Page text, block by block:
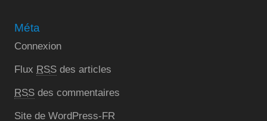
Méta
Connexion
Flux RSS des articles
RSS des commentaires
Site de WordPress-FR